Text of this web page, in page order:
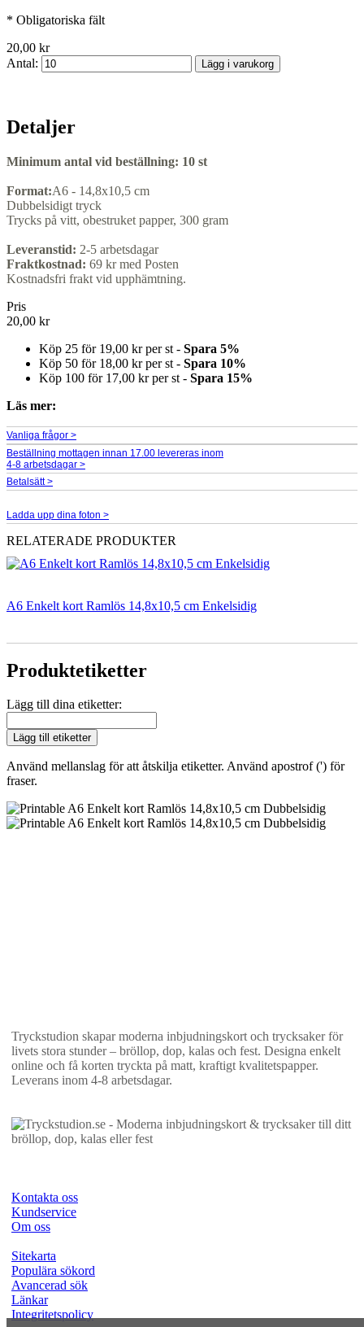
* Obligatoriska fält
20,00 kr
Antal:
Lägg i varukorg
Detaljer
Minimum antal vid beställning: 10 st
Format:A6 - 14,8x10,5 cm
Dubbelsidigt tryck
Trycks på vitt, obestruket papper, 300 gram
Leveranstid: 2-5 arbetsdagar
Fraktkostnad: 69 kr med Posten
Kostnadsfri frakt vid upphämtning.
Pris
20,00 kr
Köp 25 för 19,00 krper st - Spara 5%
Köp 50 för 18,00 krper st - Spara 10%
Köp 100 för 17,00 krper st - Spara 15%
Läs mer:
Vanliga frågor >
Beställning mottagen innan 17.00 levereras inom
4-8 arbetsdagar >
Betalsätt >
Ladda upp dina foton >
RELATERADE PRODUKTER
A6 Enkelt kort Ramlös 14,8x10,5 cm Enkelsidig
Produktetiketter
Lägg till dina etiketter:
Lägg till etiketter
Använd mellanslag för att åtskilja etiketter. Använd apostrof (') för
fraser.
Tryckstudion skapar moderna inbjudningskort och trycksaker för
livets stora stunder – bröllop, dop, kalas och fest. Designa enkelt
online och få korten tryckta på matt, kraftigt kvalitetspapper.
Leverans inom 4-8 arbetsdagar.
Kontakta oss
Kundservice
Om oss
Sitekarta
Populära sökord
Avancerad sök
Länkar
Integritetspolicy